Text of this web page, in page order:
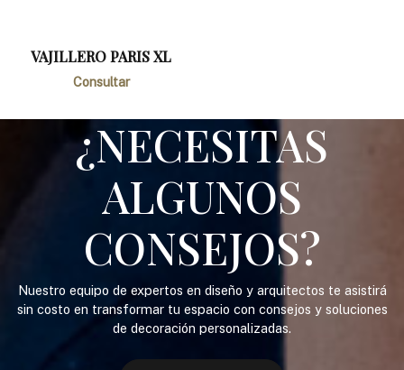
VAJILLERO PARIS XL
Consultar
¿NECESITAS
ALGUNOS
CONSEJOS?
Nuestro equipo de expertos en diseño y arquitectos te asistirá
sin costo en transformar tu espacio con consejos y soluciones
de decoración personalizadas.